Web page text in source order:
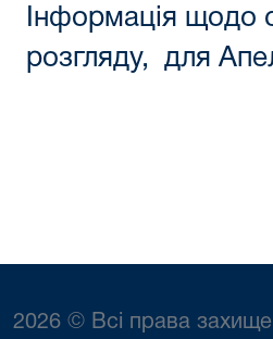
Інформація щодо
розгляду, для
2026 © Всі права